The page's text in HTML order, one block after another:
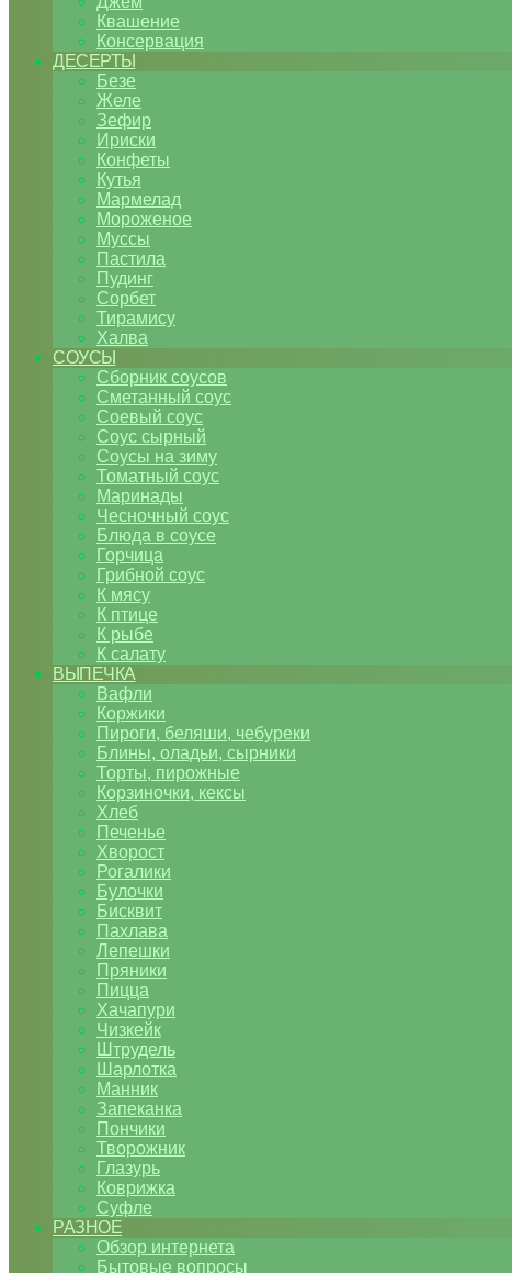
Квашение
Консервация
ДЕСЕРТЫ
Безе
Желе
Зефир
Ириски
Конфеты
Кутья
Мармелад
Мороженое
Муссы
Пастила
Пудинг
Сорбет
Тирамису
Халва
СОУСЫ
Сборник соусов
Сметанный соус
Соевый соус
Соус сырный
Соусы на зиму
Томатный соус
Маринады
Чесночный соус
Блюда в соусе
Горчица
Грибной соус
К мясу
К птице
К рыбе
К салату
ВЫПЕЧКА
Вафли
Коржики
Пироги, беляши, чебуреки
Блины, оладьи, сырники
Торты, пирожные
Корзиночки, кексы
Хлеб
Печенье
Хворост
Рогалики
Булочки
Бисквит
Пахлава
Лепешки
Пряники
Пицца
Хачапури
Чизкейк
Штрудель
Шарлотка
Манник
Запеканка
Пончики
Творожник
Глазурь
Коврижка
Суфле
РАЗНОЕ
Обзор интернета
Бытовые вопросы